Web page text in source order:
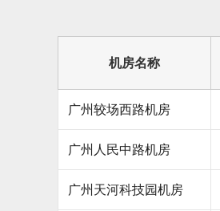
机房名称
广州较场西路机房
广州人民中路机房
广州天河科技园机房